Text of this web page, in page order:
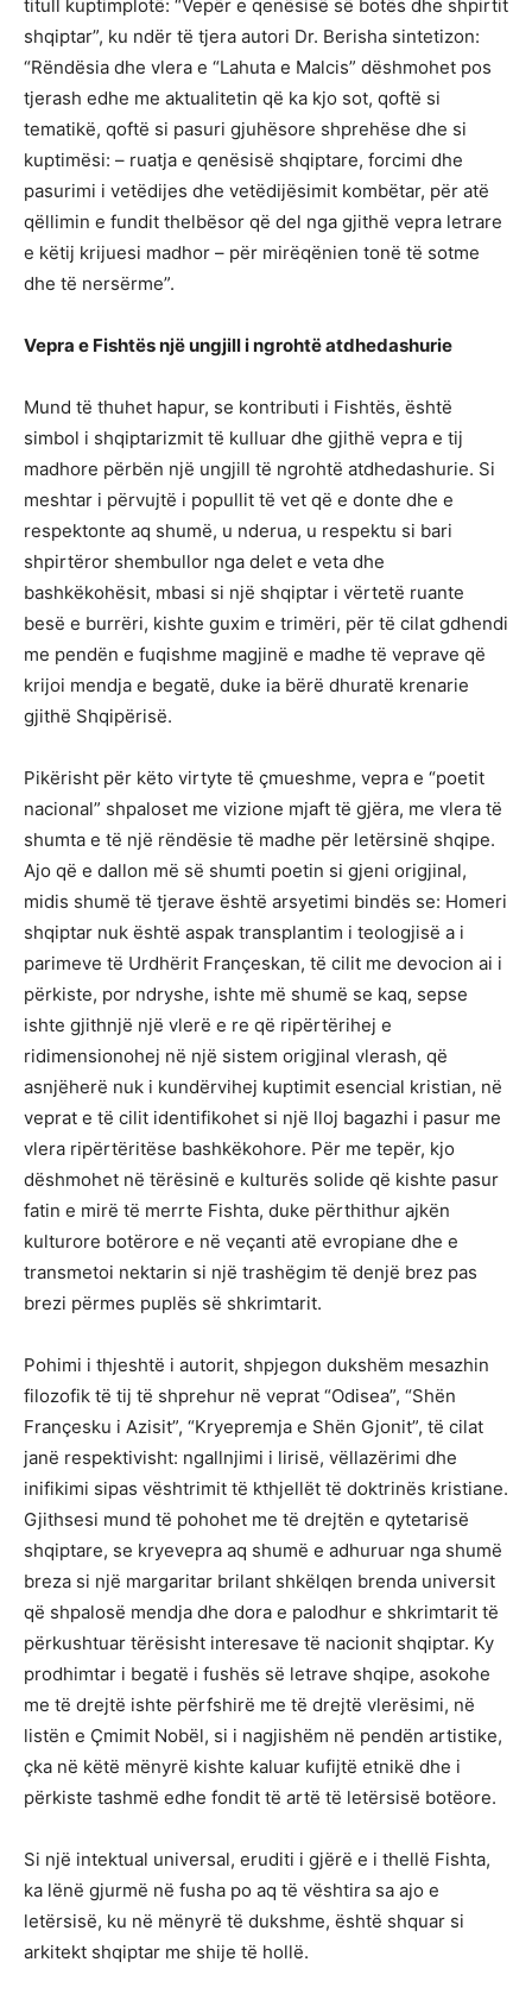
titull kuptimplotë: “Vepër e qenësisë së botës dhe shpirtit
shqiptar”, ku ndër të tjera autori Dr. Berisha sintetizon:
“Rëndësia dhe vlera e “Lahuta e Malcis” dëshmohet pos
tjerash edhe me aktualitetin që ka kjo sot, qoftë si
tematikë, qoftë si pasuri gjuhësore shprehëse dhe si
kuptimësi: – ruatja e qenësisë shqiptare, forcimi dhe
pasurimi i vetëdijes dhe vetëdijësimit kombëtar, për atë
qëllimin e fundit thelbësor që del nga gjithë vepra letrare
e këtij krijuesi madhor – për mirëqënien tonë të sotme
dhe të nersërme”.
Vepra e Fishtës një ungjill i ngrohtë atdhedashurie
Mund të thuhet hapur, se kontributi i Fishtës, është
simbol i shqiptarizmit të kulluar dhe gjithë vepra e tij
madhore përbën një ungjill të ngrohtë atdhedashurie. Si
meshtar i përvujtë i popullit të vet që e donte dhe e
respektonte aq shumë, u nderua, u respektu si bari
shpirtëror shembullor nga delet e veta dhe
bashkëkohësit, mbasi si një shqiptar i vërtetë ruante
besë e burrëri, kishte guxim e trimëri, për të cilat gdhendi
me pendën e fuqishme magjinë e madhe të veprave që
krijoi mendja e begatë, duke ia bërë dhuratë krenarie
gjithë Shqipërisë.
Pikërisht për këto virtyte të çmueshme, vepra e “poetit
nacional” shpaloset me vizione mjaft të gjëra, me vlera të
shumta e të një rëndësie të madhe për letërsinë shqipe.
Ajo që e dallon më së shumti poetin si gjeni origjinal,
midis shumë të tjerave është arsyetimi bindës se: Homeri
shqiptar nuk është aspak transplantim i teologjisë a i
parimeve të Urdhërit Françeskan, të cilit me devocion ai i
përkiste, por ndryshe, ishte më shumë se kaq, sepse
ishte gjithnjë një vlerë e re që ripërtërihej e
ridimensionohej në një sistem origjinal vlerash, që
asnjëherë nuk i kundërvihej kuptimit esencial kristian, në
veprat e të cilit identifikohet si një lloj bagazhi i pasur me
vlera ripërtëritëse bashkëkohore. Për me tepër, kjo
dëshmohet në tërësinë e kulturës solide që kishte pasur
fatin e mirë të merrte Fishta, duke përthithur ajkën
kulturore botërore e në veçanti atë evropiane dhe e
transmetoi nektarin si një trashëgim të denjë brez pas
brezi përmes puplës së shkrimtarit.
Pohimi i thjeshtë i autorit, shpjegon dukshëm mesazhin
filozofik të tij të shprehur në veprat “Odisea”, “Shën
Françesku i Azisit”, “Kryepremja e Shën Gjonit”, të cilat
janë respektivisht: ngallnjimi i lirisë, vëllazërimi dhe
inifikimi sipas vështrimit të kthjellët të doktrinës kristiane.
Gjithsesi mund të pohohet me të drejtën e qytetarisë
shqiptare, se kryevepra aq shumë e adhuruar nga shumë
breza si një margaritar brilant shkëlqen brenda universit
që shpalosë mendja dhe dora e palodhur e shkrimtarit të
përkushtuar tërësisht interesave të nacionit shqiptar. Ky
prodhimtar i begatë i fushës së letrave shqipe, asokohe
me të drejtë ishte përfshirë me të drejtë vlerësimi, në
listën e Çmimit Nobël, si i nagjishëm në pendën artistike,
çka në këtë mënyrë kishte kaluar kufijtë etnikë dhe i
përkiste tashmë edhe fondit të artë të letërsisë botëore.
Si një intektual universal, eruditi i gjërë e i thellë Fishta,
ka lënë gjurmë në fusha po aq të vështira sa ajo e
letërsisë, ku në mënyrë të dukshme, është shquar si
arkitekt shqiptar me shije të hollë.